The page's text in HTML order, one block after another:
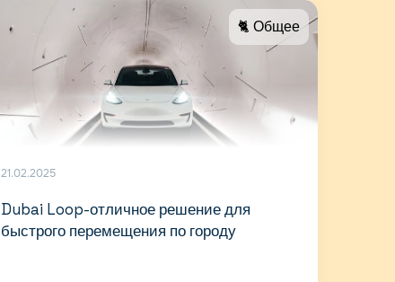
🐈 Общее
21.02.2025
Dubai Loop-отличное решение для
быстрого перемещения по городу